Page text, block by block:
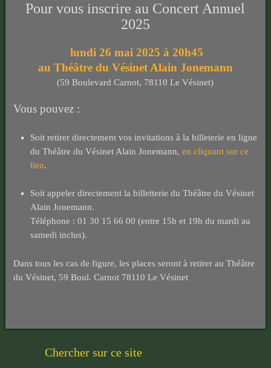
Pour vous inscrire au Concert Annuel
2025
lundi 26 mai 2025 à 20h45
au Théâtre du Vésinet Alain Jonemann
(59 Boulevard Carnot, 78110 Le Vésinet)
Vous pouvez :
Soit retirer directement vos invitations à la billeterie en ligne
du Théâtre du Vésinet Alain Jonemann,en cliquant sur ce
lien.
Soit appeler directement la billetterie du Théâtre du Vésinet
Alain Jonemann.
Téléphone : 01 30 15 66 00 (entre 15h et 19h du mardi au
samedi inclus).
Dans tous les cas de figure, les places seront à retirer au Théâtre
du Vésinet, 59 Boul. Carnot 78110 Le Vésinet
Chercher sur ce site